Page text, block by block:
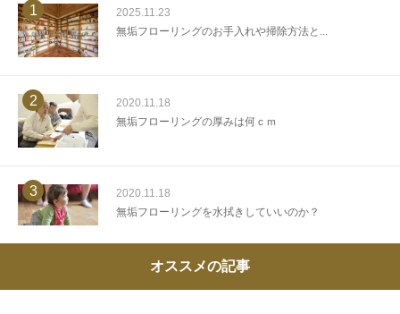
1
2025.11.23
無垢フローリングのお手入れや掃除方法と...
2
2020.11.18
無垢フローリングの厚みは何ｃｍ
3
2020.11.18
無垢フローリングを水拭きしていいのか？
オススメの記事